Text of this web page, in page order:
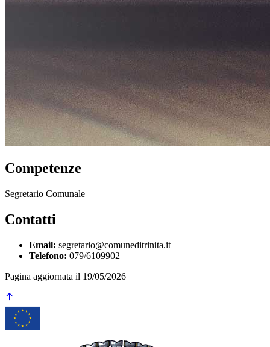
Competenze
Segretario Comunale
Contatti
Email: segretario@comuneditrinita.it
Telefono: 079/6109902
Pagina aggiornata il 19/05/2026